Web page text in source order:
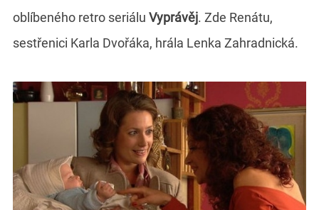
oblíbeného retro seriálu Vyprávěj. Zde Renátu,
sestřenici Karla Dvořáka, hrála Lenka Zahradnická.